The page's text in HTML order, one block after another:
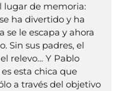
lugar de memoria:
ha divertido y ha
se le escapa y ahora
Sin sus padres, el
relevo… Y Pablo
esta chica que
a través del objetivo